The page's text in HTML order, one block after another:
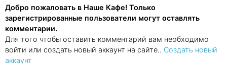
Добро пожаловать в Наше Кафе! Только
зарегистрированные пользователи могут оставлять
комментарии.
Для того чтобы оставить комментарий вам необходимо
войти или создать новый аккаунт на сайте.. Создать новый
аккаунт